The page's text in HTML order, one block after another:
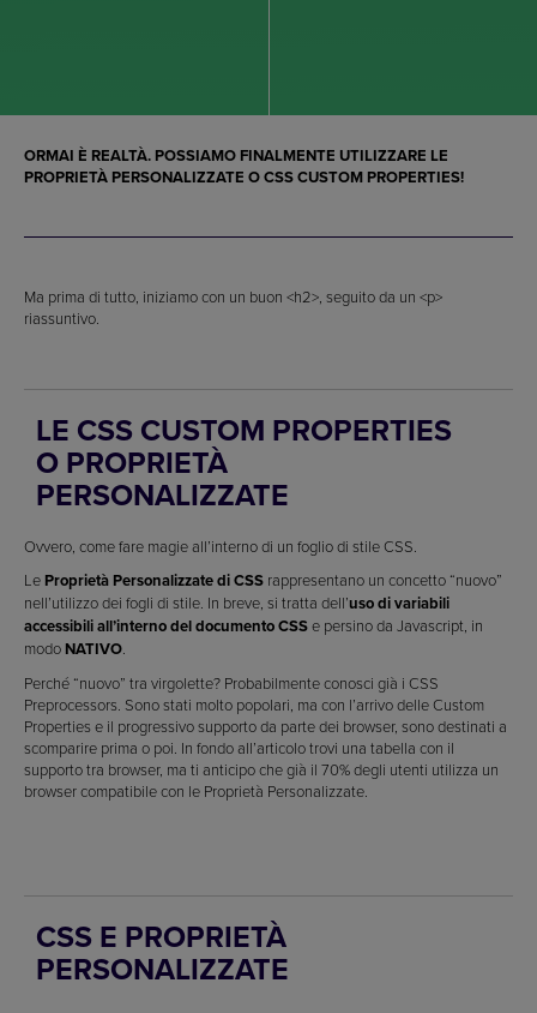
ORMAI È REALTÀ. POSSIAMO FINALMENTE UTILIZZARE LE
PROPRIETÀ PERSONALIZZATE OCSS CUSTOM PROPERTIES!
Ma prima di tutto, iniziamo con un buon <h2>, seguito da un <p>
riassuntivo.
LE CSS CUSTOM PROPERTIES
O PROPRIETÀ
PERSONALIZZATE
Ovvero, come fare magie all’interno di un foglio di stile CSS.
Le Proprietà Personalizzate di CSS rappresentano un concetto “nuovo”
nell’utilizzo dei fogli di stile. In breve, si tratta dell’uso di variabili
accessibili all’interno del documento CSSe persino da Javascript, in
modo NATIVO.
Perché “nuovo” tra virgolette? Probabilmente conosci già i CSS
Preprocessors. Sono stati molto popolari, ma con l’arrivo delle Custom
Properties e il progressivo supporto da parte dei browser, sono destinati a
scomparire prima o poi. In fondo all’articolo trovi una tabella con il
supporto tra browser, ma ti anticipo che già il 70% degli utenti utilizza un
browser compatibile con le Proprietà Personalizzate.
CSS E PROPRIETÀ
PERSONALIZZATE